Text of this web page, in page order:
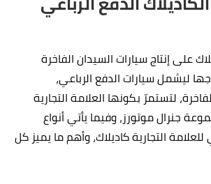
على إنتاج سيارات السيدان الفاخرة
ليشمل سيارات الدفع الرباعي،
لتستمرّ بكونها العلامة التجارية
جنرال موتورز، وفيما يأتي أنواع
للعلامة التجارية كاديلاك، وأهم ما يميز كل